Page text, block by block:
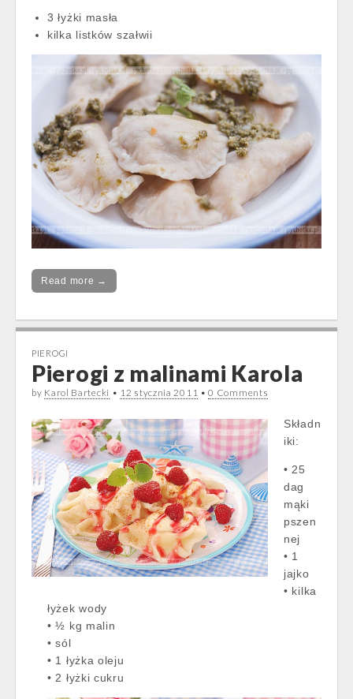
3 łyżki masła
kilka listków szałwii
Read more →
PIEROGI
Pierogi z malinami Karola
by Karol Bartecki • 12 stycznia 2011 •0 Comments
Składn
iki:
• 25
dag
mąki
pszen
nej
• 1
jajko
• kilka
łyżek wody
• ½ kg malin
• sól
• 1 łyżka oleju
• 2 łyżki cukru